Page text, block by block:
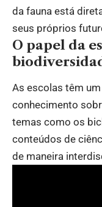
da fauna está
seus próprios
O papel da
As escolas têm
conhecimento
temas como os
conteúdos de
de maneira